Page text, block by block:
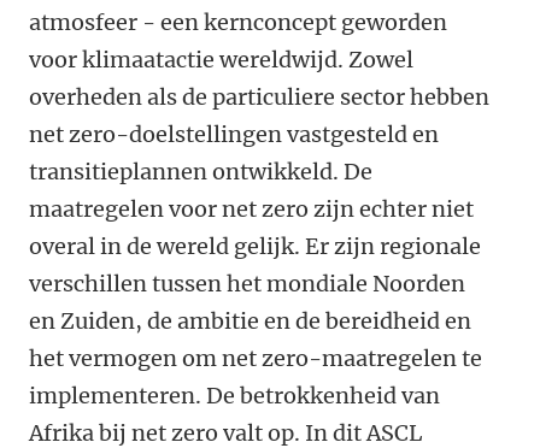
atmosfeer - een kernconcept geworden
voor klimaatactie wereldwijd. Zowel
overheden als de particuliere sector hebben
net zero-doelstellingen vastgesteld en
transitieplannen ontwikkeld. De
maatregelen voor net zero zijn echter niet
overal in de wereld gelijk. Er zijn regionale
verschillen tussen het mondiale Noorden
en Zuiden, de ambitie en de bereidheid en
het vermogen om net zero-maatregelen te
implementeren. De betrokkenheid van
Afrika bij net zero valt op. In dit ASCL